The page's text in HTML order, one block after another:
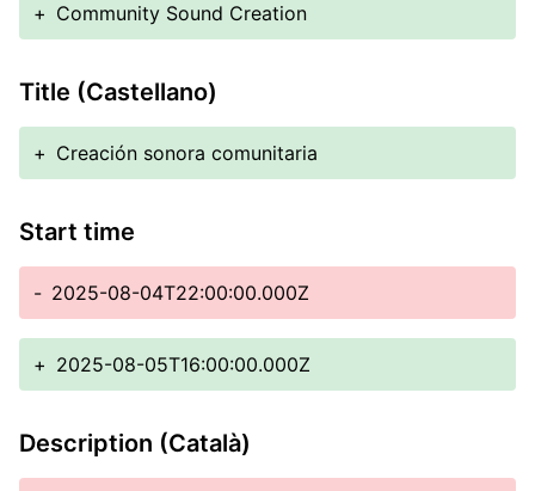
+ Community Sound Creation
Title (Castellano)
+ Creación sonora comunitaria
Start time
- 2025-08-04T22:00:00.000Z
+ 2025-08-05T16:00:00.000Z
Description (Català)